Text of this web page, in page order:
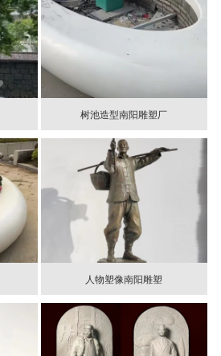
树池造型南阳雕塑厂
人物塑像南阳雕塑